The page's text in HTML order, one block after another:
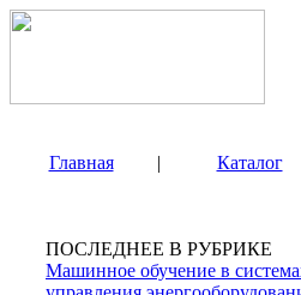
Главная | Каталог
ПОСЛЕДНЕЕ В РУБРИКЕ
Машинное обучение в